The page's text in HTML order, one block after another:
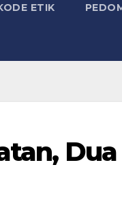
ETIK
Dua